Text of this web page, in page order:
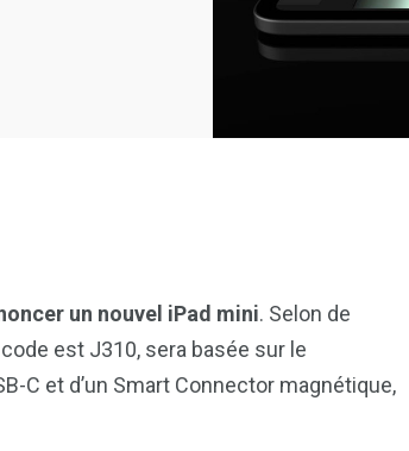
un nouvel iPad mini. Selon de
est J310, sera basée sur le
C et d’un Smart Connector magnétique,